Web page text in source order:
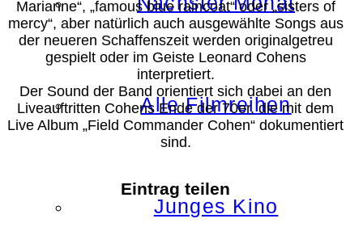
Alle Filmreihen
Junges Kino
Marianne“, „famous blue raincoat“ oder „sisters of
mercy“, aber natürlich auch ausgewählte Songs aus
der neueren Schaffenszeit werden originalgetreu
gespielt oder im Geiste Leonard Cohens
interpretiert.
Der Sound der Band orientiert sich dabei an den
Liveauftritten Cohens Ende der 70er, die mit dem
Live Album „Field Commander Cohen“ dokumentiert
sind.
Eintrag teilen